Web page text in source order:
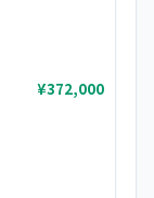
¥372,000